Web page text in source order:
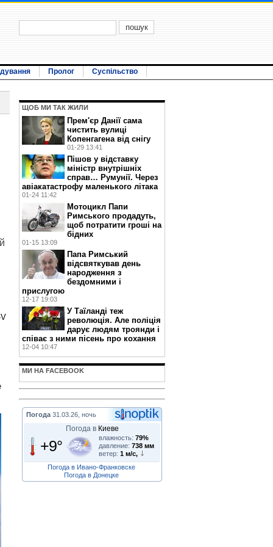
Пролог Суспільство
ЩОБ МИ ТАК ЖИЛИ
Прем'єр Данії сама
чистить вулиці
Копенгагена від снігу
01-29 13:41
Пішов у відставку
міністр внутрішніх
справ… Румунії. Через
авіакатастрофу маленького літака
01-24 11:42
Мотоцикл Папи
Римського продадуть,
щоб потратити гроші на
бідних
01-15 13:09
Папа Римський
відсвяткував день
народження з
бездомними і
прислугою
12-17 19:03
У Таїланді теж
революція. Але поліція
дарує людям троянди і
співає з ними пісень про кохання
12-04 10:47
МИ НА FACEBOOK
Погода 31.03.26, ночь
Погода в Киеве
+9° влажность: 79%
давление: 738 мм
ветер: 1 м/с,
Погода в Ивано-Франковске
Погода в Донецке